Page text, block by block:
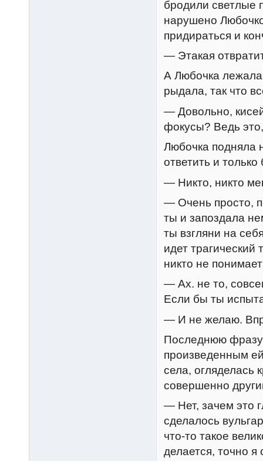
бродили светлые
нарушено
придираться и
— Этакая
А Любочка лежала
рыдала, так что
— Довольно,
фокусы? Ведь
Любочка подняла
ответить и
— Никто, никто
— Очень просто,
ты и запоздала
ты взгляни на
идет трагический
никто не
— Ах. не то,
Если бы ты
— И не желаю.
Последнюю фразу
произведенным
села, огляделась
совершенно
— Нет, зачем это
сделалось
что-то такое
делается, точно